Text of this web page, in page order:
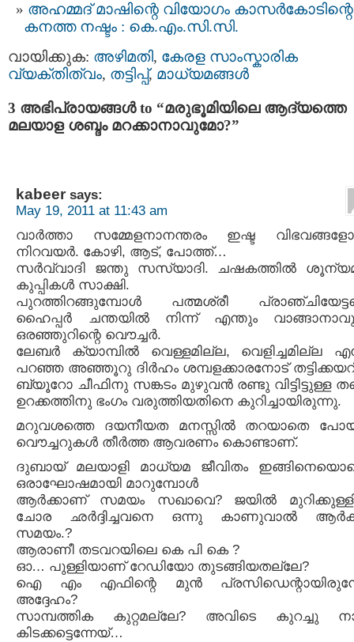
അഹമ്മദ്‌ മാഷിന്റെ വിയോഗം കാസര്‍കോടിന്റെ
കനത്ത നഷ്ടം : കെ.എം.സി.സി.
വായിക്കുക: അഴിമതി, കേരള സാംസ്കാരിക
വ്യക്തിത്വം, തട്ടിപ്പ്‌, മാധ്യമങ്ങള്‍
3 അഭിപ്രായങ്ങള്‍ to “മരുഭൂമിയിലെ ആദ്യത്തെ
മലയാള ശബ്ദം മറക്കാനാവുമോ?”
kabeer says:
May 19, 2011 at 11:43 am
വാര്‍ത്താ സമ്മേളനാനന്തരം ഇഷ്ട
നിറവയര്‍. കോഴി, ആട്, പോത്ത്…
സര്‍വ്വാദി ജന്തു സസ്യാദി. ചഷകത്തില്‍
കുപ്പികള്‍ സാക്ഷി.
പുറത്തിറങ്ങുമ്പോള്‍ പത്മശ്രീ
ഹൈപ്പര്‍ ചന്തയില്‍ നിന്ന് എന്തും
ഒരഞ്ഞുറിന്റെ വൌച്ചര്‍.
ലേബര്‍ ക്യാമ്പില്‍ വെള്ളമില്ല, വെളിച്ചമില്ല
പറഞ്ഞ അഞ്ഞൂറു ദിര്‍ഹം ശമ്പളക്കാരനോട്
ബ്യൂറോ ചീഫിനു സങ്കടം മുഴുവന്‍ രണ്ടു വിട്ടിട്ടുള്ള
ഉറക്കത്തിനു ഭംഗം വരുത്തിയതിനെ കുറിച്ചായിരുന്നു.
മറുവശത്തെ ദയനീയത മനസ്സില്‍ തറയാതെ
വൌച്ചറുകള്‍ തീര്‍ത്ത ആവരണം കൊണ്ടാണ്.
ദുബായ് മലയാളി മാധ്യമ ജീവിതം
ഒരാഘോഷമായി മാറുമ്പോള്‍
ആര്‍ക്കാണ് സമയം സഖാവെ? ജയില്‍
ചോര ഛര്‍ദ്ദിച്ചവനെ ഒന്നു കാണുവാല്‍
സമയം.?
ആരാണീ തടവറയിലെ കെ പി കെ ?
ഓ… പുള്ളിയാണ് റേഡിയോ തുടങ്ങിയതല്ലേ?
ഐ എം എഫിന്റെ മുന്‍
അദ്ദേഹം?
സാമ്പത്തിക കുറ്റമല്ലേ? അവിടെ കുറച്ചു
കിടക്കട്ടെന്നേയ്…